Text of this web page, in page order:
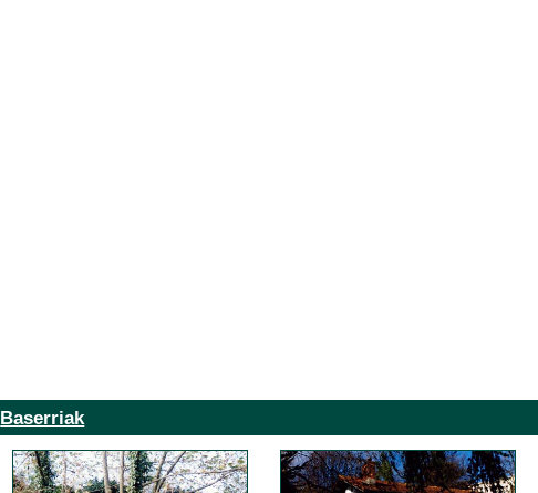
Baserriak